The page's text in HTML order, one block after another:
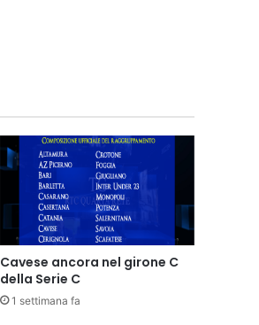
Cavese ancora nel girone C
della Serie C
1 settimana fa